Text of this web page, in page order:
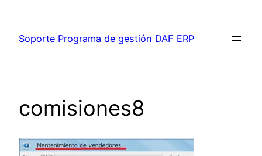
contenido
Soporte Programa de gestión DAF ERP
comisiones8